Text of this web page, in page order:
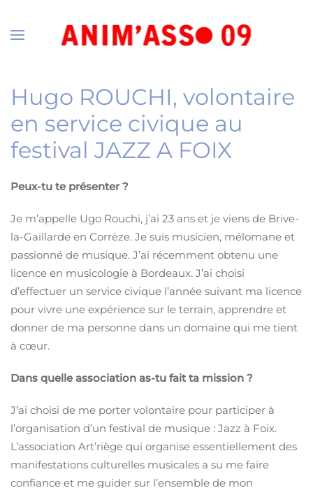
Accéder au contenu principal
Hugo ROUCHI, volontaire
en service civique au
festival JAZZ A FOIX
Peux-tu te présenter ?
Je m’appelle Ugo Rouchi, j’ai 23 ans et je viens de Brive-
la-Gaillarde en Corrèze. Je suis musicien, mélomane et
passionné de musique. J’ai récemment obtenu une
licence en musicologie à Bordeaux. J’ai choisi
d’effectuer un service civique l’année suivant ma licence
pour vivre une expérience sur le terrain, apprendre et
donner de ma personne dans un domaine qui me tient
à cœur.
Dans quelle association as-tu fait ta mission ?
J’ai choisi de me porter volontaire pour participer à
l’organisation d’un festival de musique : Jazz à Foix.
L’association Art’riège qui organise essentiellement des
manifestations culturelles musicales a su me faire
confiance et me guider sur l’ensemble de mon